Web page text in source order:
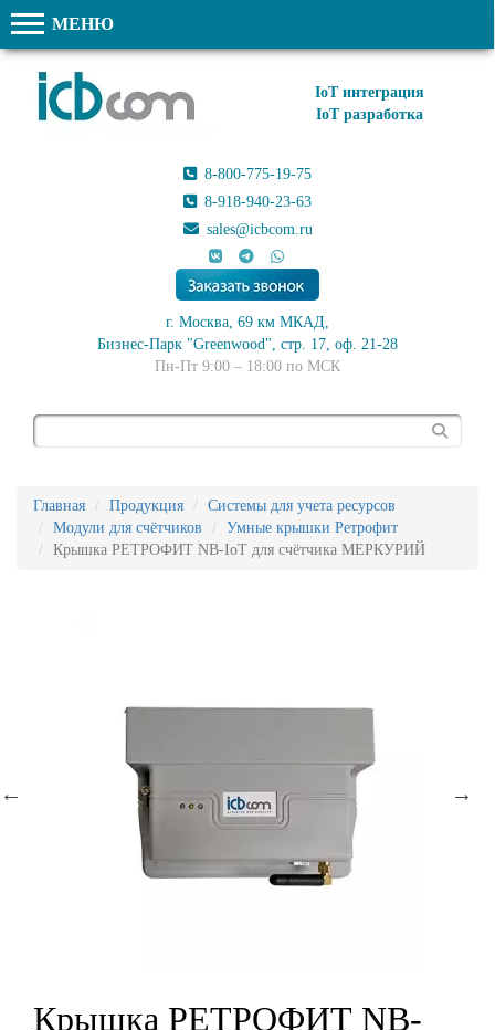
МЕНЮ
IoT интеграция
IoT разработка
8-800-775-19-75
8-918-940-23-63
sales@icbcom.ru
г. Москва, 69 км МКАД,
Бизнес-Парк "Greenwood", стр. 17, оф. 21-28
Пн-Пт 9:00 – 18:00 по МСК
Главная Продукция
Системы для учета ресурсов
Модули для счётчиков
Умные крышки Ретрофит
Крышка РЕТРОФИТ NB-IoT для счётчика МЕРКУРИЙ
Крышка РЕТРОФИТ NB-